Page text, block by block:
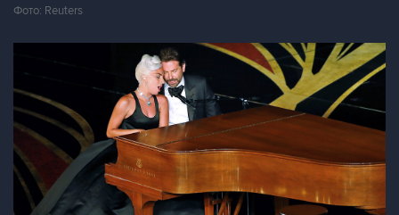
Фото: Reuters